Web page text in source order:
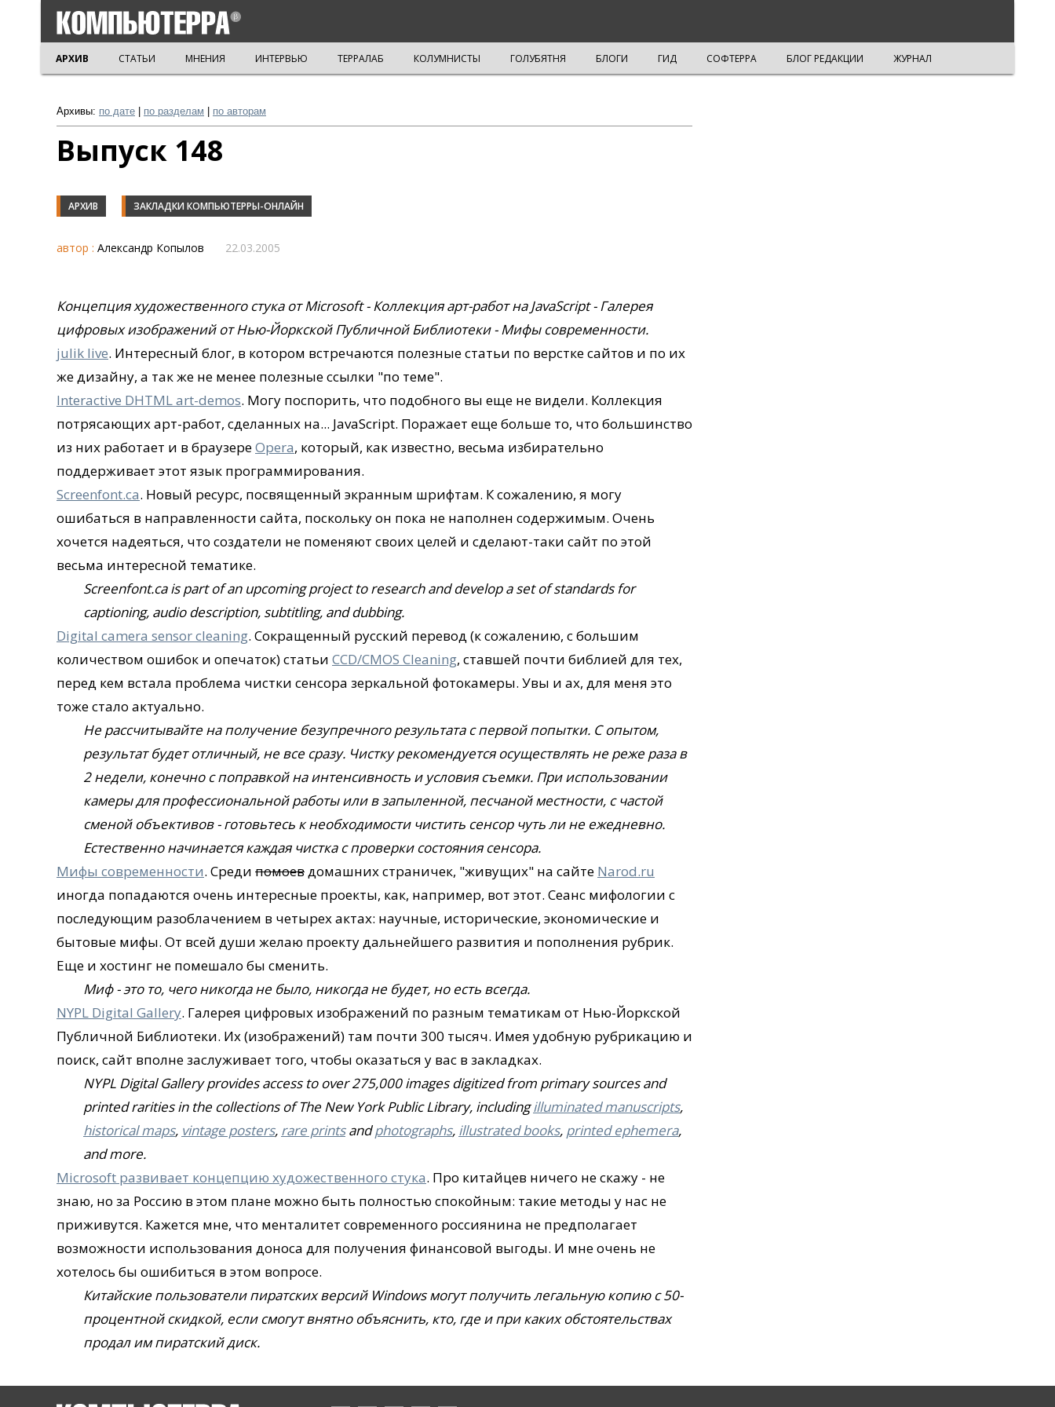
АРХИВ СТАТЬИ МНЕНИЯ ИНТЕРВЬЮ ТЕРРАЛАБ КОЛУМНИСТЫ ГОЛУБЯТНЯ БЛОГИ ГИД СОФТЕРРА БЛОГ РЕДАКЦИИ ЖУРНАЛ
Архивы: по дате по разделам по авторам
Выпуск 148
АРХИВ ЗАКЛАДКИ КОМПЬЮТЕРРЫ-ОНЛАЙН
автор : Александр Копылов 22.03.2005
Концепция художественного стука от Microsoft - Коллекция арт-работ на JavaScript - Галерея
цифровых изображений от Нью-Йоркской Публичной Библиотеки - Мифы современности.
julik live. Интересный блог, в котором встречаются полезные статьи по верстке сайтов и по их
же дизайну, а так же не менее полезные ссылки "по теме".
Interactive DHTML art-demos. Могу поспорить, что подобного вы еще не видели. Коллекция
потрясающих арт-работ, сделанных на... JavaScript. Поражает еще больше то, что большинство
из них работает и в браузереOpera, который, как известно, весьма избирательно
поддерживает этот язык программирования.
Screenfont.ca. Новый ресурс, посвященный экранным шрифтам. К сожалению, я могу
ошибаться в направленности сайта, поскольку он пока не наполнен содержимым. Очень
хочется надеяться, что создатели не поменяют своих целей и сделают-таки сайт по этой
весьма интересной тематике.
Screenfont.ca is part of an upcoming project to research and develop a set of standards for
captioning, audio description, subtitling, and dubbing.
Digital camera sensor cleaning. Сокращенный русский перевод (к сожалению, с большим
количеством ошибок и опечаток) статьи CCD/CMOS Cleaning, ставшей почти библией для тех,
перед кем встала проблема чистки сенсора зеркальной фотокамеры. Увы и ах, для меня это
тоже стало актуально.
Не рассчитывайте на получение безупречного результата с первой попытки. С опытом,
результат будет отличный, не все сразу. Чистку рекомендуется осуществлять не реже раза в
2 недели, конечно с поправкой на интенсивность и условия съемки. При использовании
камеры для профессиональной работы или в запыленной, песчаной местности, с частой
сменой объективов - готовьтесь к необходимости чистить сенсор чуть ли не ежедневно.
Естественно начинается каждая чистка с проверки состояния сенсора.
Мифы современности. Среди помоевдомашних страничек, "живущих" на сайте Narod.ru
иногда попадаются очень интересные проекты, как, например, вот этот. Сеанс мифологии с
последующим разоблачением в четырех актах: научные, исторические, экономические и
бытовые мифы. От всей души желаю проекту дальнейшего развития и пополнения рубрик.
Еще и хостинг не помешало бы сменить.
Миф - это то, чего никогда не было, никогда не будет, но есть всегда.
NYPL Digital Gallery. Галерея цифровых изображений по разным тематикам от Нью-Йоркской
Публичной Библиотеки. Их (изображений) там почти 300 тысяч. Имея удобную рубрикацию и
поиск, сайт вполне заслуживает того, чтобы оказаться у вас в закладках.
NYPL Digital Gallery provides access to over 275,000 images digitized from primary sources and
printed rarities in the collections of The New York Public Library, includingilluminated manuscripts,
historical maps, vintage posters, rare printsandphotographs, illustrated books, printed ephemera,
and more.
Microsoft развивает концепцию художественного стука. Про китайцев ничего не скажу - не
знаю, но за Россию в этом плане можно быть полностью спокойным: такие методы у нас не
приживутся. Кажется мне, что менталитет современного россиянина не предполагает
возможности использования доноса для получения финансовой выгоды. И мне очень не
хотелось бы ошибиться в этом вопросе.
Китайские пользователи пиратских версий Windows могут получить легальную копию с 50-
процентной скидкой, если смогут внятно объяснить, кто, где и при каких обстоятельствах
продал им пиратский диск.